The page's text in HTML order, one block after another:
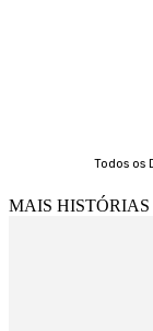
Todos os
MAIS HISTÓRIAS